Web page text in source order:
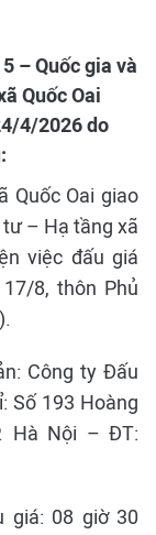
– Quốc gia và
Quốc Oai
4/2026 do
Quốc Oai giao
– Hạ tầng xã
việc đấu giá
8, thôn Phủ
Công ty Đấu
Số 193 Hoàng
Hà Nội – ĐT:
giá: 08 giờ 30